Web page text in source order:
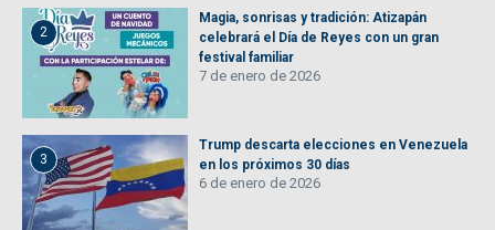
2
Magia, sonrisas y tradición: Atizapán
celebrará el Día de Reyes con un gran
festival familiar
7 de enero de 2026
3
Trump descarta elecciones en Venezuela
en los próximos 30 días
6 de enero de 2026